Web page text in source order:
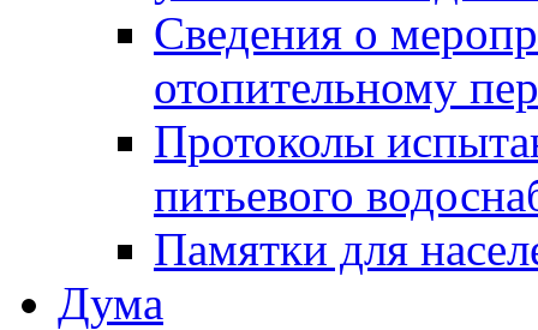
Сведения о
отопительному
Протоколы
питьевого
Памятки для
Дума